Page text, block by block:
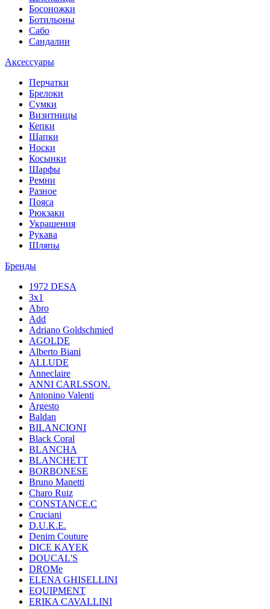
Босоножки
Ботильоны
Сабо
Сандалии
Аксессуары
Перчатки
Брелоки
Сумки
Визитницы
Кепки
Шапки
Носки
Косынки
Шарфы
Ремни
Разное
Пояса
Рюкзаки
Украшения
Рукава
Шляпы
Бренды
1972 DESA
3x1
Abro
Add
Adriano Goldschmied
AGOLDE
Alberto Biani
ALLUDE
Anneclaire
ANNI CARLSSON.
Antonino Valenti
Argesto
Baldan
BILANCIONI
Black Coral
BLANCHA
BLANCHETT
BORBONESE
Bruno Manetti
Charo Ruiz
CONSTANCE.C
Cruciani
D.U.K.E.
Denim Couture
DICE KAYEK
DOUCAL'S
DROMe
ELENA GHISELLINI
EQUIPMENT
ERIKA CAVALLINI